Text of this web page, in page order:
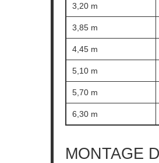
3,20 m
3,85 m
4,45 m
5,10 m
5,70 m
6,30 m
MONTAGE